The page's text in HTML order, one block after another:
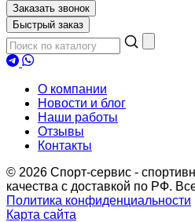
Заказать звонок
Быстрый заказ
О компании
Новости и блог
Наши работы
Отзывы
Контакты
© 2026 Спорт-сервис -
качества с доставкой по РФ.
Политика конфиденциальности
Карта сайта